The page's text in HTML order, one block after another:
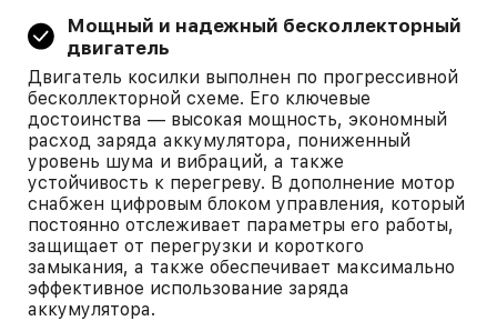
Мощный и надежный бесколлекторный
двигатель
Двигатель косилки выполнен по прогрессивной
бесколлекторной схеме. Его ключевые
достоинства — высокая мощность, экономный
расход заряда аккумулятора, пониженный
уровень шума и вибраций, а также
устойчивость к перегреву. В дополнение мотор
снабжен цифровым блоком управления, который
постоянно отслеживает параметры его работы,
защищает от перегрузки и короткого
замыкания, а также обеспечивает максимально
эффективное использование заряда
аккумулятора.